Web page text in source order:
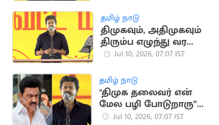
தமிழ் நாடு
திமுகவும், அதிமுகவும்
திரும்ப எழுந்து வர
முடியாதபடி.. CM விஜய்
Jul 10, 2026, 07:07 IST
தமிழ் நாடு
"திமுக தலைவர் என்
மேல பழி போடுறாரு”..
CM விஜய் பேச்சு
Jul 10, 2026, 07:07 IST